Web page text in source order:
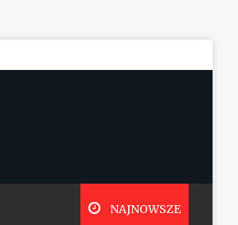
NAJNOWSZE